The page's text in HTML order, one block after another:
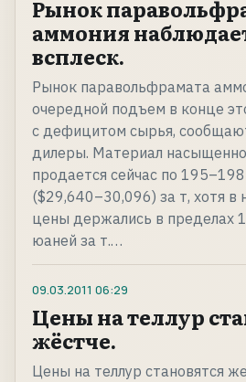
Рынок
аммония
всплеск.
Рынок паравольфрамата
очередной подъем в конце
с дефицитом сырья,
дилеры. Материал
продается сейчас по
($29,640–30,096) за т, хотя в
цены держались в пределах
юаней за т.…
09.03.2011 06:29
Цены на теллур
жёстче.
Цены на теллур становятся